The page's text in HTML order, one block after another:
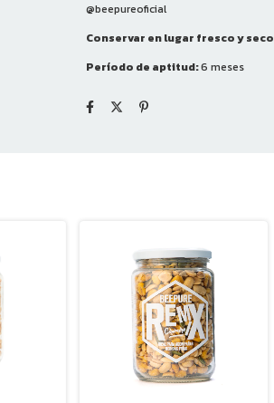
@beepureoficial
Conservar en lugar fresco y seco
Período de aptitud:6 meses